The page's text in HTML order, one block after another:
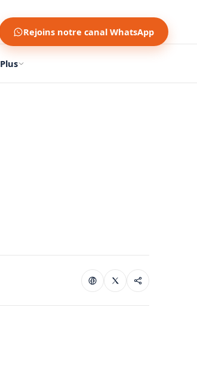
Rejoins notre canal WhatsApp
Plus